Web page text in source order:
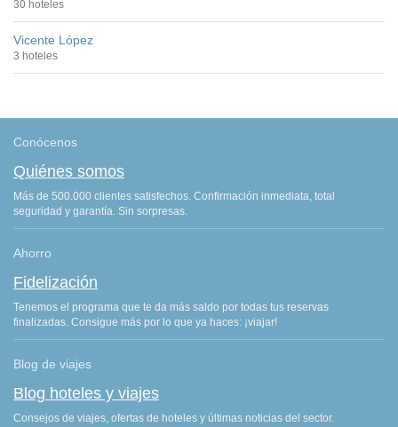
30 hoteles
Vicente López
3 hoteles
Conócenos
Quiénes somos
Más de 500.000 clientes satisfechos. Confirmación inmediata, total
seguridad y garantía. Sin sorpresas.
Ahorro
Fidelización
Tenemos el programa que te da más saldo por todas tus reservas
finalizadas. Consigue más por lo que ya haces: ¡viajar!
Blog de viajes
Blog hoteles y viajes
Consejos de viajes, ofertas de hoteles y últimas noticias del sector.